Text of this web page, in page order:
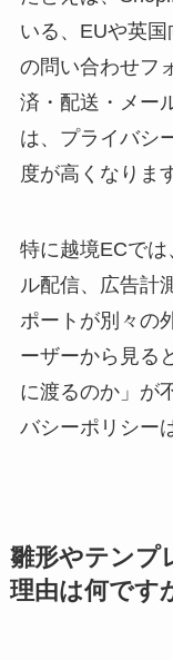
いる、EUや英
の問い合わせフ
済・配送・メー
は、プライバシ
度が高くなりま
特に越境ECで
ル配信、広告計
ポートが別々の
ーザーから見る
に渡るのか」が
バシーポリシー
雛形やテンプ
理由は何です